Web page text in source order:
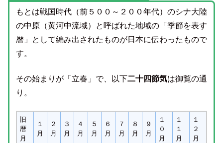
もとは戦国時代（前５００～２００年代）のシナ大陸
の中原（黄河中流域）と呼ばれた地域の「季節を表す
暦」として編み出されたものが日本に伝わったもので
す。
その始まりが「立春」で、以下二十四節気は御覧の通
り。
旧
暦
月
１
月
２
月
３
月
４
月
５
月
６
月
７
月
８
月
９
月
１
０
月
１
１
月
１
２
月